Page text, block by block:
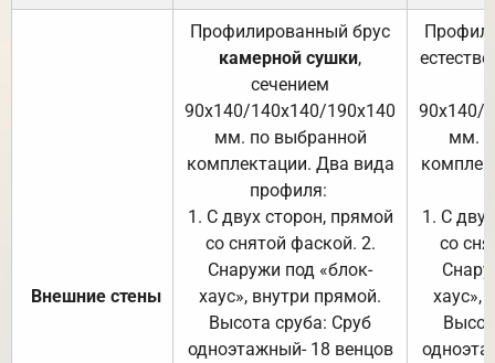
Внешние стены
Профилированный брус
камерной сушки,
сечением
90х140/140х140/190х140
мм. по выбранной
комплектации. Два вида
профиля:
1. С двух сторон, прямой
со снятой фаской. 2.
Снаружи под «блок-
хаус», внутри прямой.
Высота сруба: Сруб
одноэтажный- 18 венцов
90х140/
мм.
1. С
со
хаус»,